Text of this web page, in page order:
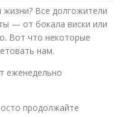
Все долгожители
— от бокала виски или
Вот что некоторые
нам.
еженедельно
продолжайте